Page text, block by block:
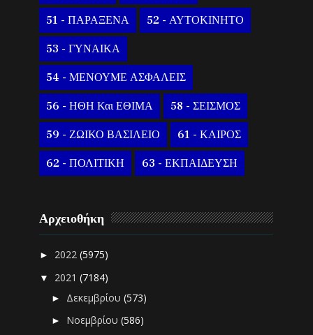
51 - ΠΑΡΑΞΕΝΑ 52 - ΑΥΤΟΚΙΝΗΤΟ
53 - ΓΥΝΑΙΚΑ
54 - ΜΕΝΟΥΜΕ ΑΣΦΑΛΕΙΣ
56 - ΗΘΗ Και ΕΘΙΜΑ 58 - ΣΕΙΣΜΟΣ
59 - ΖΩΙΚΟ ΒΑΣΙΛΕΙΟ 61 - ΚΑΙΡΟΣ
62 - ΠΟΛΙΤΙΚΗ 63 - ΕΚΠΑΙΔΕΥΣΗ
Αρχειοθήκη
► 2022(5975)
▼ 2021(7184)
► Δεκεμβρίου(573)
► Νοεμβρίου(586)